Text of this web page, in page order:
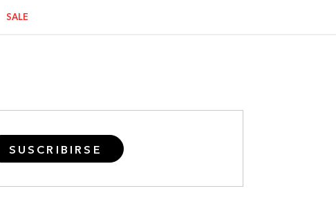
SALE
SUSCRIBIRSE